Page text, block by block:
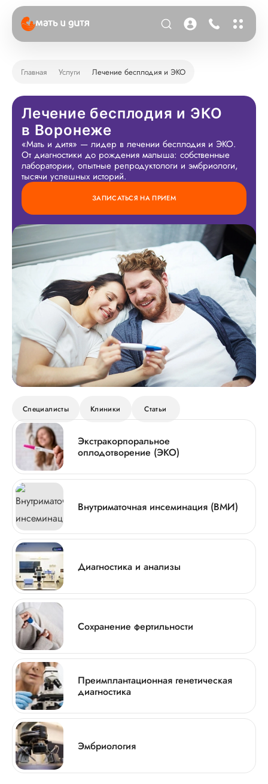
Главная Услуги Лечение бесплодия и ЭКО
Лечение бесплодия и ЭКО
в Воронеже
«Мать и дитя» — лидер в лечении бесплодия и ЭКО.
От диагностики до рождения малыша: собственные
лаборатории, опытные репродуктологи и эмбриологи,
тысячи успешных историй.
ЗАПИСАТЬСЯ НА ПРИЕМ
Специалисты Клиники Статьи
Экстракорпоральное
оплодотворение (ЭКО)
Внутриматочная инсеминация (ВМИ)
Диагностика и анализы
Сохранение фертильности
Преимплантационная генетическая
диагностика
Эмбриология